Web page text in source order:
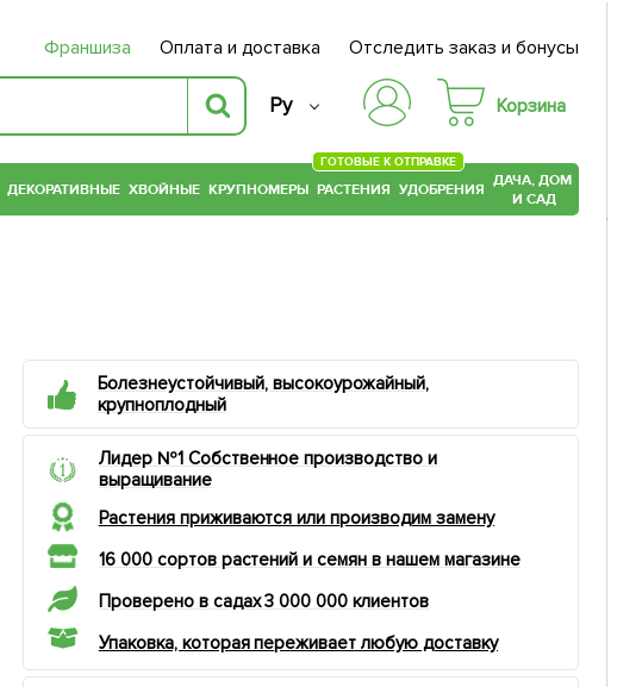
Франшиза Оплата и доставка Отследить заказ и бонусы
Ру Корзина
ДЕКОРАТИВНЫЕ ХВОЙНЫЕ КРУПНОМЕРЫ РАСТЕНИЯ
ГОТОВЫЕ К ОТПРАВКЕ
УДОБРЕНИЯ ДАЧА, ДОМ
И САД
Болезнеустойчивый, высокоурожайный,
крупноплодный
Лидер №1 Собственное производство и
выращивание
Растения приживаются или производим замену
16 000 сортов растений и семян в нашем магазине
Проверено в садах 3 000 000 клиентов
Упаковка, которая переживает любую доставку